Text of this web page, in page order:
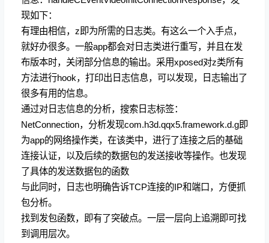
现如下：
有理由相信，z即为所需的日志类。有这么一个入手点，
就好办很多。一般app都会对日志类进行重写，并且在发
布版本时，关闭部分信息的输出。采用xposed对z类所有
方法进行hook，打印出日志信息，可以发现，日志输出了
很多有用的信息。
通过对日志信息的分析，搜索日志标签：
NetConnection，分析发现com.h3d.qqx5.framework.d.g即
为app的网络操作类，在该类中，进行了连接之后的基础
连接认证，以及后续的数据包的发送接收等操作。也发现
了具体的发送数据包的函数
与此同时，日志也明确告诉TCP连接的IP和端口，方便抓
包分析。
找到发包函数，即有了突破点。一层一层向上追溯即可找
到调用层次。